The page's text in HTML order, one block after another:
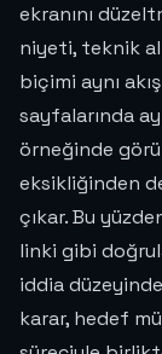
ekranını
niyeti, teknik
biçimi aynı
sayfalarında
örneğinde
eksikliğinden
çıkar. Bu
linki gibi
iddia
karar, hedef